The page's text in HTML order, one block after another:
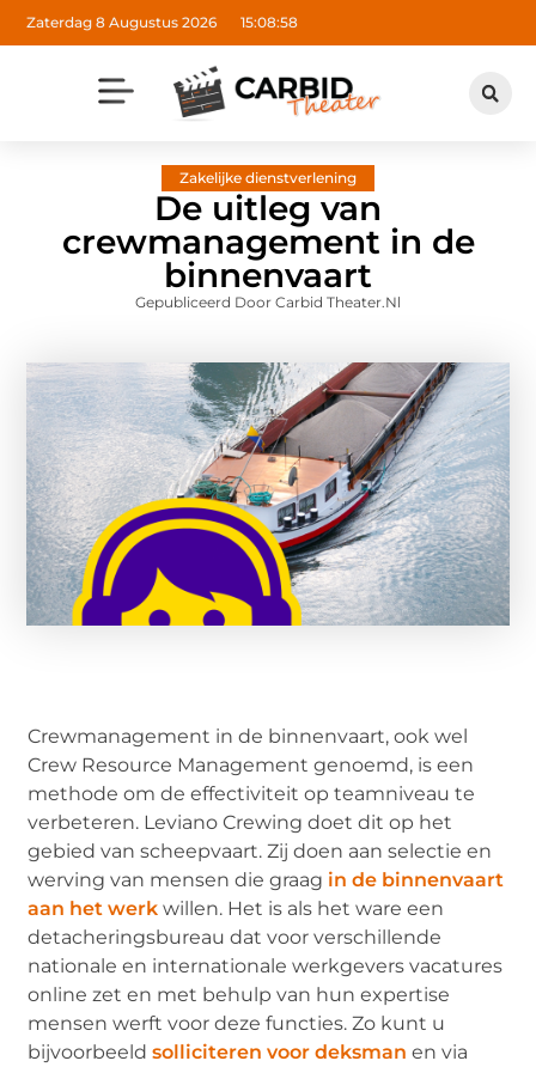
Zaterdag 8 Augustus 2026 15:08:59
Zakelijke dienstverlening
De uitleg van
crewmanagement in de
binnenvaart
Gepubliceerd Door Carbid Theater.nl
Crewmanagement in de binnenvaart, ook wel
Crew Resource Management genoemd, is een
methode om de effectiviteit op teamniveau te
verbeteren. Leviano Crewing doet dit op het
gebied van scheepvaart. Zij doen aan selectie en
werving van mensen die graag in de binnenvaart
aan het werk willen. Het is als het ware een
detacheringsbureau dat voor verschillende
nationale en internationale werkgevers vacatures
online zet en met behulp van hun expertise
mensen werft voor deze functies. Zo kunt u
bijvoorbeeldsolliciteren voor deksman en via